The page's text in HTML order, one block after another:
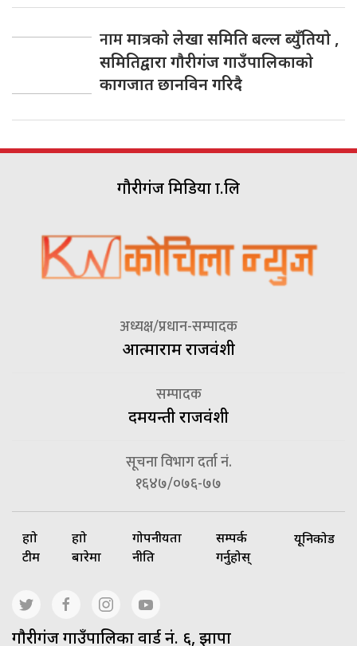
नाममात्रकाे लेखा समिति बल्ल ब्युँतियाे ,
समितिद्वारा गाैरीगंज गाउँपालिकाकाे
कागजात छानविन गरिदै
गौरीगंज मिडिया प्रा.लि
अध्यक्ष/प्रधान-सम्पादक
आत्माराम राजवंशी
सम्पादक
दमयन्ती राजवंशी
सूचना विभाग दर्ता नं.
१६४७/०७६-७७
हाम्रो
टीम
हाम्रो
बारेमा
गोपनीयता
नीति
सम्पर्क
गर्नुहोस्
यूनिकोड
गाैरीगंज गाउँपालिका वार्ड नं. ६, झापा